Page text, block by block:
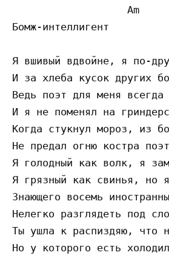
                   Am
Бомж-интеллигент
Я вшивый вдвойне, я по-
И за хлеба кусок других
Ведь поэт для меня всегда
И я не поменял на
Когда стукнул мороз, из
Не предал огню костра
Я голодный как волк, я
Я грязный как свинья, но
Знающего восемь
Нелегко разглядеть под
Ты ушла к распиздяю, что
Но у которого есть